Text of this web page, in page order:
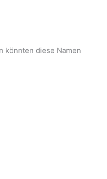
könnten diese Namen